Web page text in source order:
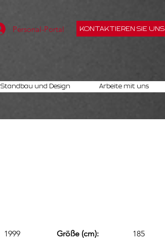
Personal-Portal KONTAKTIEREN SIE UNS
Standbau und Design Arbeite mit uns
1999 Größe (cm):
185